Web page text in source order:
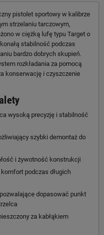
pistolet sportowy w kalibrze
strzelaniu tarczowym,
w ciężką lufę typu Target o
stabilność podczas
bardzo dobrych skupień.
rozkładania za pomocą
konserwację i czyszczenie
wysoką precyzję i stabilność
szybki demontaż do
i żywotność konstrukcji
podczas długich
dopasować punkt
za kabłąkiem